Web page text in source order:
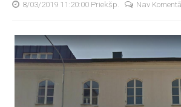
8/03/2019 11:20:00 Priekšp.
Nav